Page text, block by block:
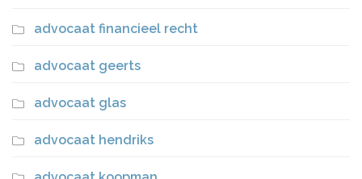
advocaat financieel recht
advocaat geerts
advocaat glas
advocaat hendriks